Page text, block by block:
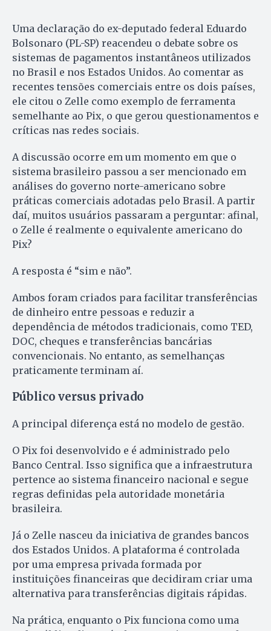
Uma declaração do ex-deputado federal Eduardo
Bolsonaro (PL-SP) reacendeu o debate sobre os
sistemas de pagamentos instantâneos utilizados
no Brasil e nos Estados Unidos. Ao comentar as
recentes tensões comerciais entre os dois países,
ele citou o Zelle como exemplo de ferramenta
semelhante ao Pix, o que gerou questionamentos e
críticas nas redes sociais.
A discussão ocorre em um momento em que o
sistema brasileiro passou a ser mencionado em
análises do governo norte-americano sobre
práticas comerciais adotadas pelo Brasil. A partir
daí, muitos usuários passaram a perguntar: afinal,
o Zelle é realmente o equivalente americano do
Pix?
A resposta é “sim e não”.
Ambos foram criados para facilitar transferências
de dinheiro entre pessoas e reduzir a
dependência de métodos tradicionais, como TED,
DOC, cheques e transferências bancárias
convencionais. No entanto, as semelhanças
praticamente terminam aí.
Público versus privado
A principal diferença está no modelo de gestão.
O Pix foi desenvolvido e é administrado pelo
Banco Central. Isso significa que a infraestrutura
pertence ao sistema financeiro nacional e segue
regras definidas pela autoridade monetária
brasileira.
Já o Zelle nasceu da iniciativa de grandes bancos
dos Estados Unidos. A plataforma é controlada
por uma empresa privada formada por
instituições financeiras que decidiram criar uma
alternativa para transferências digitais rápidas.
Na prática, enquanto o Pix funciona como uma